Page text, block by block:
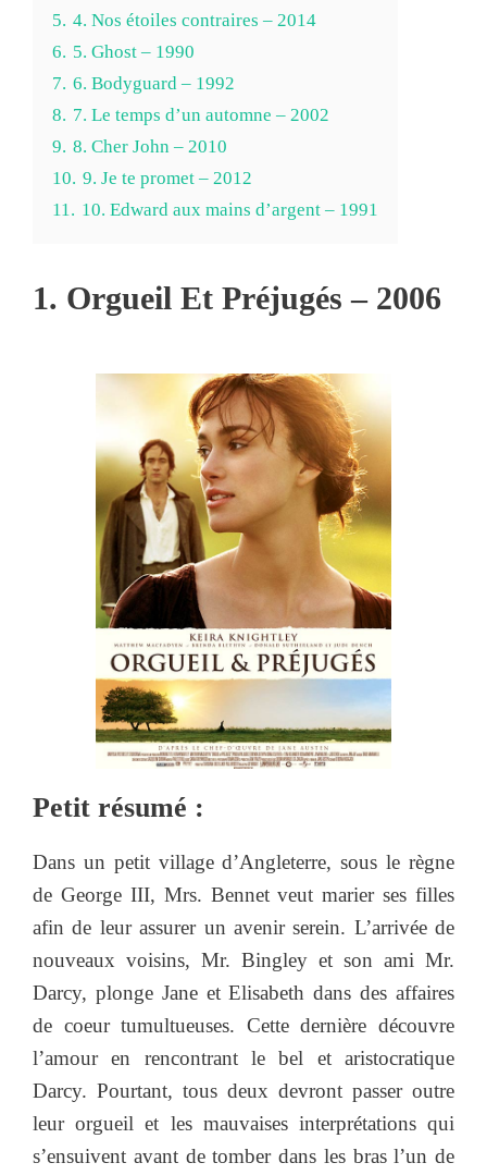
5. 4. Nos étoiles contraires – 2014
6. 5. Ghost – 1990
7. 6. Bodyguard – 1992
8. 7. Le temps d’un automne – 2002
9. 8. Cher John – 2010
10. 9. Je te promet – 2012
11. 10. Edward aux mains d’argent – 1991
1. Orgueil Et Préjugés – 2006
Petit résumé :
Dans un petit village d’Angleterre, sous le règne
de George III, Mrs. Bennet veut marier ses filles
afin de leur assurer un avenir serein. L’arrivée de
nouveaux voisins, Mr. Bingley et son ami Mr.
Darcy, plonge Jane et Elisabeth dans des affaires
de coeur tumultueuses. Cette dernière découvre
l’amour en rencontrant le bel et aristocratique
Darcy. Pourtant, tous deux devront passer outre
leur orgueil et les mauvaises interprétations qui
s’ensuivent avant de tomber dans les bras l’un de